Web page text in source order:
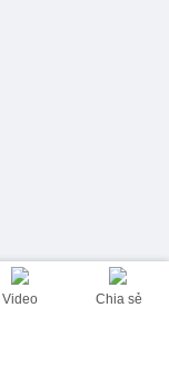
Video Chia sẻ